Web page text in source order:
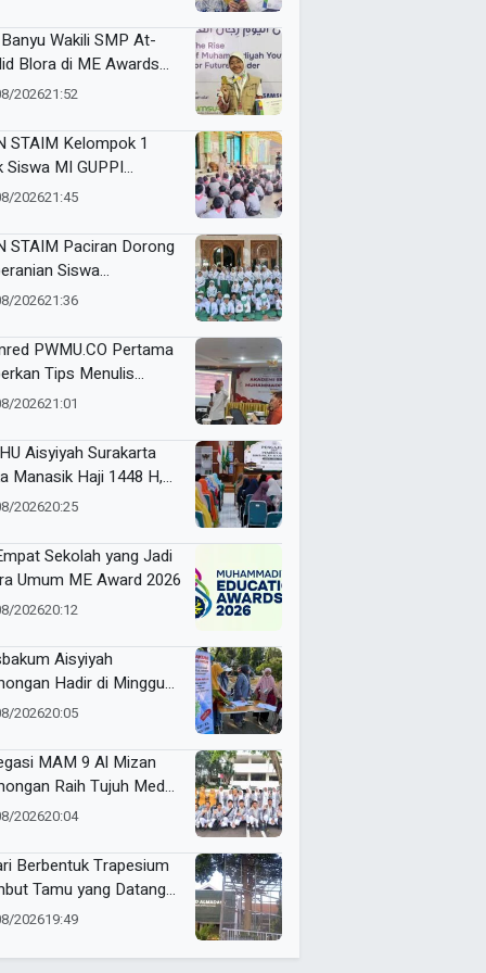
Wakili SMP At-
Blora di ME Awards
202621:52
STAIM Kelompok 1
Siswa MI GUPPI
Biasakan PHBS
202621:45
STAIM Paciran Dorong
Siswa
Berbicara di
202621:36
PWMU.CO Pertama
Tips Menulis
di Media Populer
202621:01
Aisyiyah Surakarta
Manasik Haji 1448 H,
200 Calon Jemaah
202620:25
Sekolah yang Jadi
Umum ME Award 2026
202620:12
Aisyiyah
Hadir di Minggu
Buka Layanan dan
202620:05
MAM 9 Al Mizan
Raih Tujuh Medali
Awards 2026
202620:04
Berbentuk Trapesium
Tamu yang Datang
Almadany
202619:49